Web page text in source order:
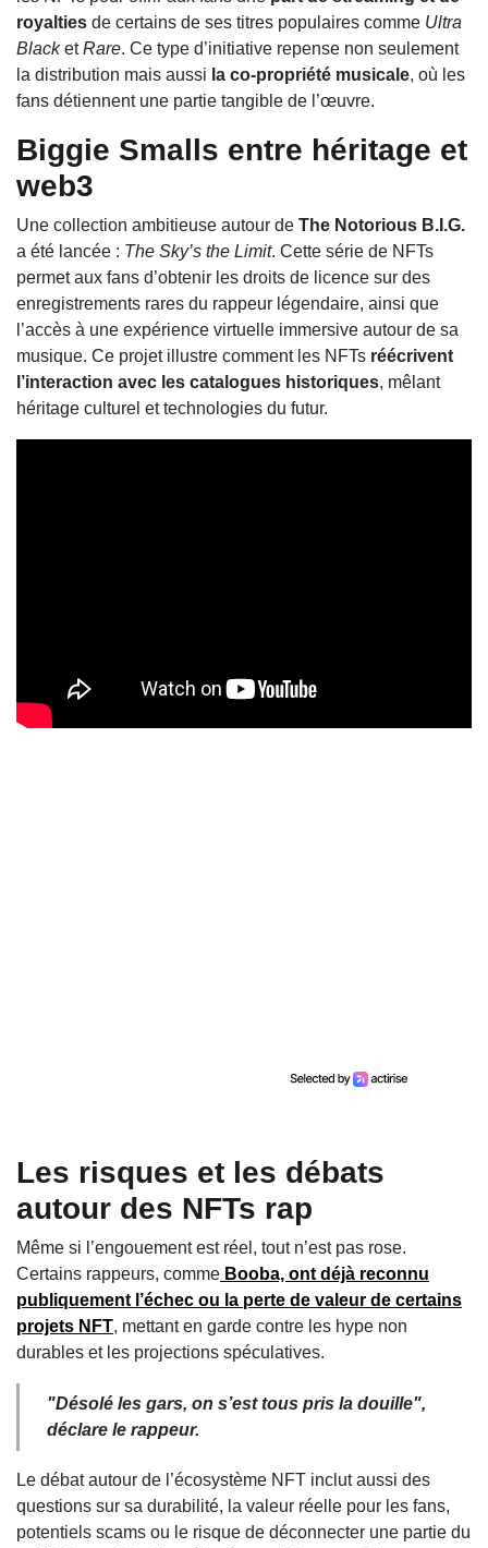
royalties de certains de ses titres populaires comme Ultra
BlacketRare. Ce type d’initiative repense non seulement
la distribution mais aussi la co‑propriété musicale, où les
fans détiennent une partie tangible de l’œuvre.
Biggie Smalls entre héritage et
web3
Une collection ambitieuse autour de The Notorious B.I.G.
a été lancée : The Sky’s the Limit. Cette série de NFTs
permet aux fans d’obtenir les droits de licence sur des
enregistrements rares du rappeur légendaire, ainsi que
l’accès à une expérience virtuelle immersive autour de sa
musique. Ce projet illustre comment les NFTs réécrivent
l’interaction avec les catalogues historiques, mêlant
héritage culturel et technologies du futur.
Les risques et les débats
autour des NFTs rap
Même si l’engouement est réel, tout n’est pas rose.
Certains rappeurs, comme Booba, ont déjà reconnu
publiquement l’échec ou la perte de valeur de certains
projets NFT, mettant en garde contre les hype non
durables et les projections spéculatives.
"Désolé les gars, on s’est tous pris la douille",
déclare le rappeur.
Le débat autour de l’écosystème NFT inclut aussi des
questions sur sa durabilité, la valeur réelle pour les fans,
potentiels scams ou le risque de déconnecter une partie du